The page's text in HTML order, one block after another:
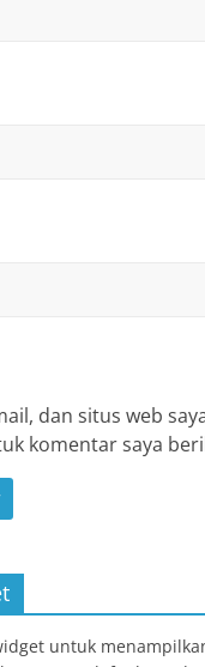
dan situs web
komentar saya
untuk